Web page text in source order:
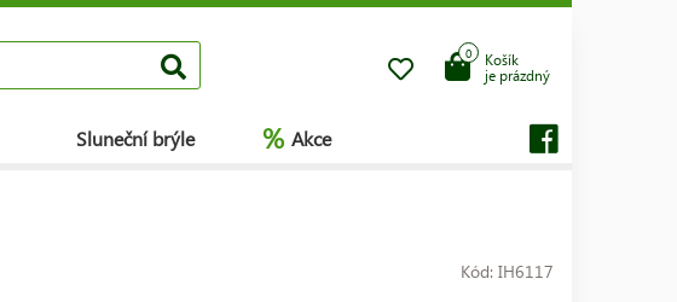
Košík
je prázdný
0
Sluneční brýle % Akce
Kód: IH6117